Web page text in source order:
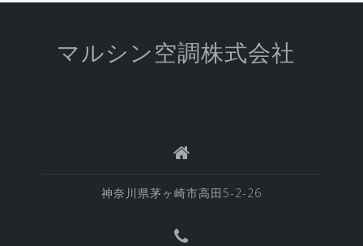
マルシン空調株式会社
神奈川県茅ヶ崎市高田5-2-26